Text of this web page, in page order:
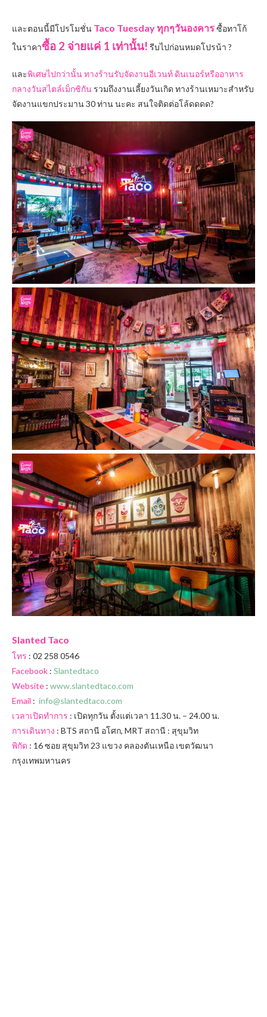
และตอนนี้มีโปรโมชั่น Taco Tuesdayทุกๆวันองคารซื้อทาโก้
ในราคาซื้อ 2 จ่ายแค่ 1 เท่านั้น! รีบไปก่อนหมดโปรน้า ?
และพิเศษไปกว่านั้นทางร้านรับจัดงานอีเวนท์ ดินเนอร์หรืออาหาร
กลางวันสไตล์เม็กซิกัน รวมถึงงานเลี้ยงวันเกิด ทางร้านเหมาะสำหรับ
จัดงานแขกประมาน 30 ท่าน นะคะ สนใจติดต่อโล้ดดดด?
Slanted Taco
โทร : 02 258 0546
Facebook : Slantedtaco
Website : www.slantedtaco.com
Email : info@slantedtaco.com
เวลาเปิดทำการ : เปิดทุกวัน ตั้งแต่เวลา 11.30 น. – 24.00 น.
การเดินทาง : BTS สถานี อโศก, MRT สถานี : สุขุมวิท
พิกัด : 16 ซอย สุขุมวิท 23 แขวง คลองตันเหนือ เขตวัฒนา
กรุงเทพมหานคร